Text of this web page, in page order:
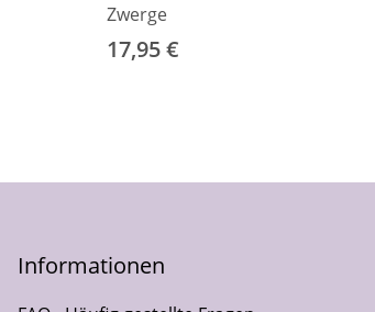
Zwerge
17,95 €
Informationen